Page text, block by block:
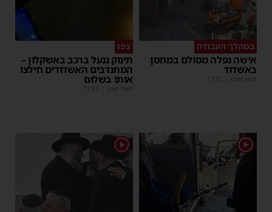
במהלך העבודה
אישה נפלה מסולם במחסן
באשדוד
משה קאהן 17:31
צפו
תינוק ננעל ברכב באשקלון –
המתנדבים האשדודים חילצו
אותו בשלום
משה קאהן 11:53
1
1